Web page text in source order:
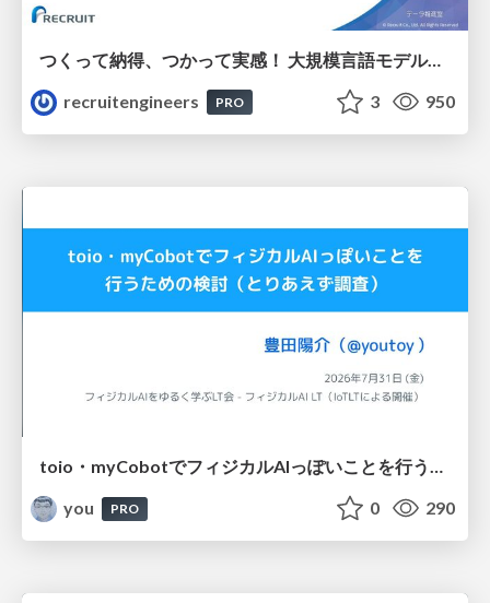
つくって納得、つかって実感！ 大規模言語モデルことはじめ ver2.0
recruitengineers
PRO 3 950
toio・myCobotでフィジカルAIっぽいことを行うための検討（とりあえず調査） / フィジカルAI LT（IoTLTによる開催）
you
PRO 0 290